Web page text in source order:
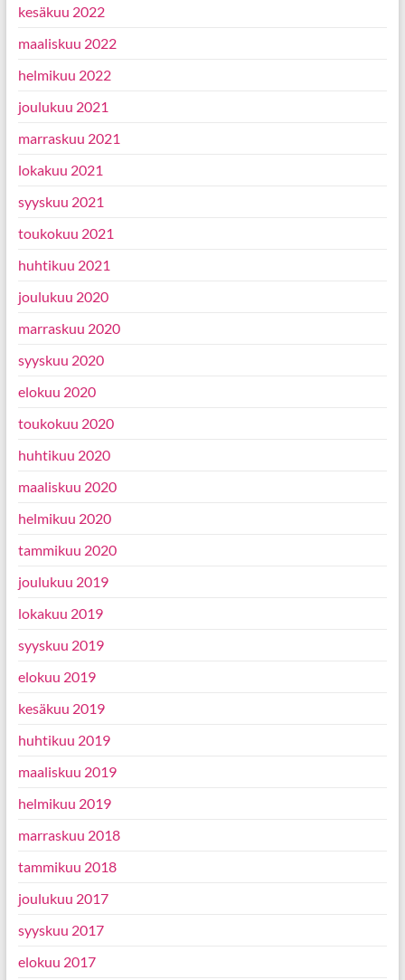
kesäkuu 2022
maaliskuu 2022
helmikuu 2022
joulukuu 2021
marraskuu 2021
lokakuu 2021
syyskuu 2021
toukokuu 2021
huhtikuu 2021
joulukuu 2020
marraskuu 2020
syyskuu 2020
elokuu 2020
toukokuu 2020
huhtikuu 2020
maaliskuu 2020
helmikuu 2020
tammikuu 2020
joulukuu 2019
lokakuu 2019
syyskuu 2019
elokuu 2019
kesäkuu 2019
huhtikuu 2019
maaliskuu 2019
helmikuu 2019
marraskuu 2018
tammikuu 2018
joulukuu 2017
syyskuu 2017
elokuu 2017